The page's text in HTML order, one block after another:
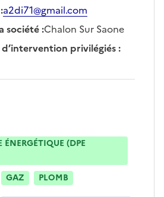
:a2di71@gmail.com
société:Chalon Sur Saone
privilégiés:
ÉNERGÉTIQUE (DPE
GAZ PLOMB